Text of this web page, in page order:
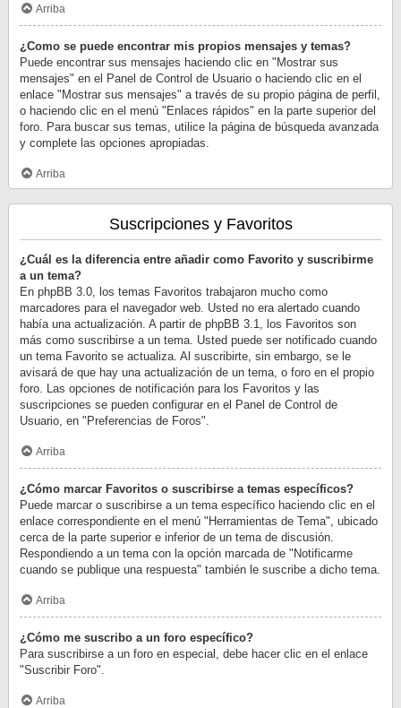
Arriba
¿Como se puede encontrar mis propios mensajes y temas?
Puede encontrar sus mensajes haciendo clic en "Mostrar sus
mensajes" en el Panel de Control de Usuario o haciendo clic en el
enlace "Mostrar sus mensajes" a través de su propio página de perfil,
o haciendo clic en el menú "Enlaces rápidos" en la parte superior del
foro. Para buscar sus temas, utilice la página de búsqueda avanzada
y complete las opciones apropiadas.
Arriba
Suscripciones y Favoritos
¿Cuál es la diferencia entre añadir como Favorito y suscribirme
a un tema?
En phpBB 3.0, los temas Favoritos trabajaron mucho como
marcadores para el navegador web. Usted no era alertado cuando
había una actualización. A partir de phpBB 3.1, los Favoritos son
más como suscribirse a un tema. Usted puede ser notificado cuando
un tema Favorito se actualiza. Al suscribirte, sin embargo, se le
avisará de que hay una actualización de un tema, o foro en el propio
foro. Las opciones de notificación para los Favoritos y las
suscripciones se pueden configurar en el Panel de Control de
Usuario, en "Preferencias de Foros".
Arriba
¿Cómo marcar Favoritos o suscribirse a temas específicos?
Puede marcar o suscribirse a un tema específico haciendo clic en el
enlace correspondiente en el menú "Herramientas de Tema", ubicado
cerca de la parte superior e inferior de un tema de discusión.
Respondiendo a un tema con la opción marcada de "Notificarme
cuando se publique una respuesta" también le suscribe a dicho tema.
Arriba
¿Cómo me suscribo a un foro específico?
Para suscribirse a un foro en especial, debe hacer clic en el enlace
"Suscribir Foro".
Arriba